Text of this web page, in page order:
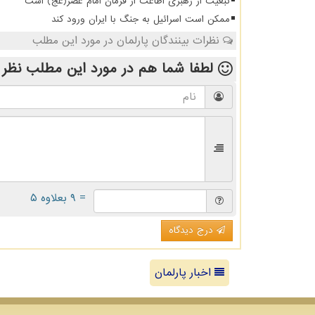
ممکن است اسرائیل به جنگ با ایران ورود کند
نظرات بینندگان پارلمان در مورد این مطلب
لطفا شما هم در مورد این مطلب
= ۹ بعلاوه ۵
درج دیدگاه
اخبار پارلمان